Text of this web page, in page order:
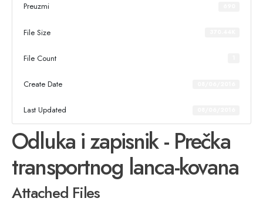
Preuzmi
File Size
File Count
Create Date
Last Updated
Odluka i zapisnik - Prečka
transportnog lanca-kovana
Attached Files